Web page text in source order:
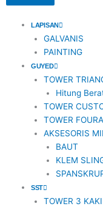
o
k
LAPISAN
GALVANIS
PAINTING
GUYED
TOWER
Hitung
TOWER
TOWER
AKSESORIS
BAUT
KLEM
SST
TOWER 3